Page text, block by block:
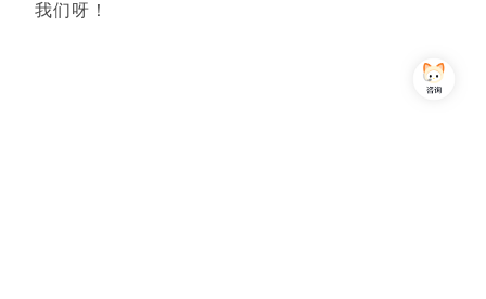
我们呀！